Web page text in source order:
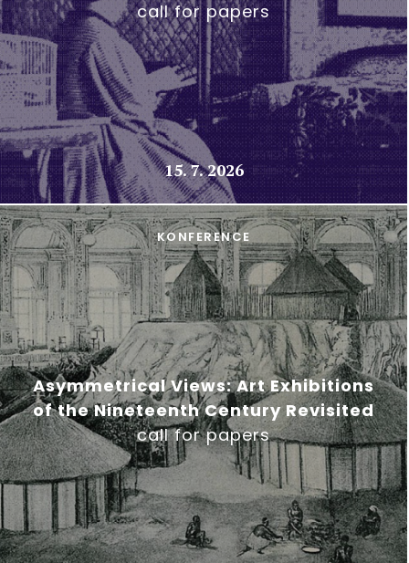
call for papers
15. 7. 2026
Asymmetrical Views: Art Exhibitions
of the Nineteenth Century Revisited
call for papers
KONFERENCE